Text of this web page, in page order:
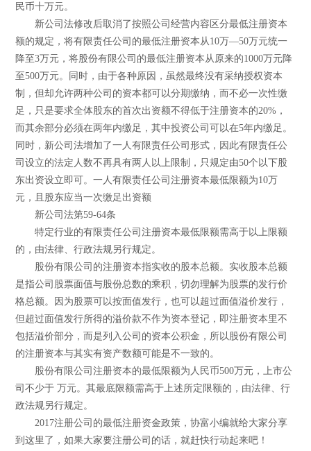
民币十万元。
新公司法修改后取消了按照公司经营内容区分最低注册资本
额的规定，将有限责任公司的最低注册资本从10万―50万元统一
降至3万元，将股份有限公司的最低注册资本从原来的1000万元降
至500万元。同时，由于各种原因，虽然最终没有采纳授权资本
制，但却允许两种公司的资本都可以分期缴纳，而不必一次性缴
足，只是要求全体股东的首次出资额不得低于注册资本的20%，
而其余部分必须在两年内缴足，其中投资公司可以在5年内缴足。
同时，新公司法增加了一人有限责任公司形式，因此有限责任公
司设立的法定人数不再具有两人以上限制，只规定由50个以下股
东出资设立即可。一人有限责任公司注册资本最低限额为10万
元，且股东应当一次缴足出资额
新公司法第59-64条
特定行业的有限责任公司注册资本最低限额需高于以上限额
的，由法律、行政法规另行规定。
股份有限公司的注册资本指实收的股本总额。实收股本总额
是指公司股票面值与股份总数的乘积，切勿理解为股票的发行价
格总额。因为股票可以按面值发行，也可以超过面值溢价发行，
但超过面值发行所得的溢价款不作为资本登记，即注册资本里不
包括溢价部分，而是列入公司的资本公积金，所以股份有限公司
的注册资本与其实有资产数额可能是不一致的。
股份有限公司注册资本的最低限额为人民币500万元，上市公
司不少于 万元。其最底限额需高于上述所定限额的，由法律、行
政法规另行规定。
2017注册公司的最低注册资金政策，协富小编就给大家分享
到这里了，如果大家要注册公司的话，就赶快行动起来吧！